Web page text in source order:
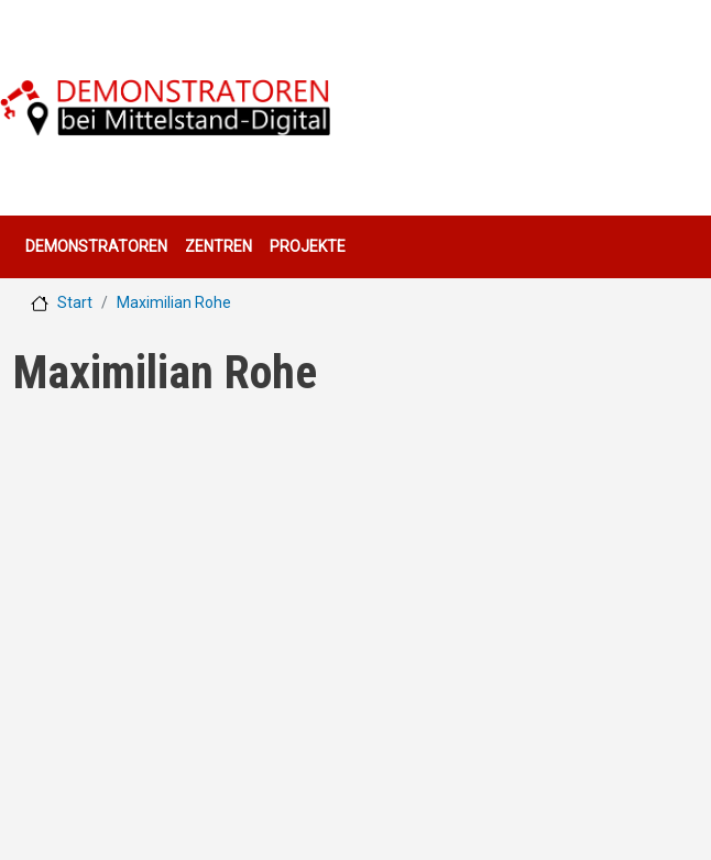
Hauptnavigation
DEMONSTRATOREN ZENTREN PROJEKTE
Start Maximilian Rohe
Maximilian Rohe